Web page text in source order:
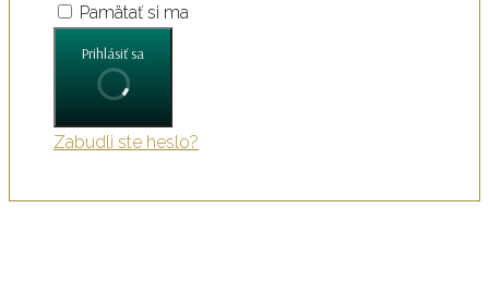
Pamätať si ma
Prihlásiť sa
Zabudli ste heslo?